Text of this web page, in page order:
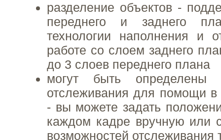
разделение объектов -
переднего и заднего
технологии наполнения и
работе со слоем заднего
до 3 слоев переднего плана
могут быть
отслеживания для помощи в
- вы можете задать
каждом кадре вручную или
возможностей отслеживания